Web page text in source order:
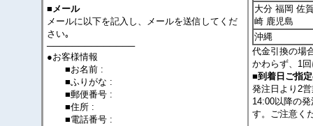
■メール
メールに以下を記入し、メールを送信してくだ
さい｡
──────────────
●お客様情報
■お名前 :
■ふりがな :
■郵便番号 :
■住所 :
■電話番号 :
大分 福岡 佐
崎 鹿児島
沖縄
代金引換の場
かわらず、1
■到着日ご指
発注日より2
14:00以降の
す。ご注意く